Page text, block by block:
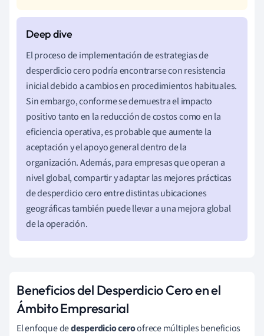
El proceso de implementación de estrategias de
desperdicio cero podría encontrarse con resistencia
inicial debido a cambios en procedimientos habituales.
Sin embargo, conforme se demuestra el impacto
positivo tanto en la reducción de costos como en la
eficiencia operativa, es probable que aumente la
aceptación y el apoyo general dentro de la
organización. Además, para empresas que operan a
nivel global, compartir y adaptar las mejores prácticas
de desperdicio cero entre distintas ubicaciones
geográficas también puede llevar a una mejora global
de la operación.
Beneficios del Desperdicio Cero en el
Ámbito Empresarial
El enfoque dedesperdicio ceroofrece múltiples beneficios